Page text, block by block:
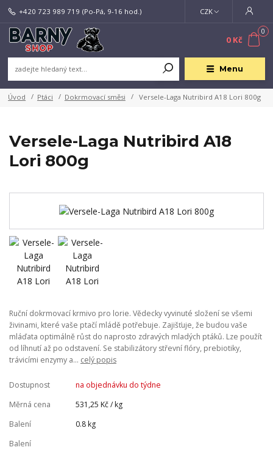
Menu
CZK
+420 723 989 719 (Po-Pá, 9-16 hod.)
0
0 Kč
Úvod Ptáci Dokrmovací směsi Versele-Laga Nutribird A18 Lori 800g
Versele-Laga Nutribird A18
Lori 800g
Ruční dokrmovací krmivo pro lorie. Vědecky vyvinuté složení se všemi
živinami, které vaše ptačí mládě potřebuje. Zajišťuje, že budou vaše
mláďata optimálně růst do naprosto zdravých mladých ptáků. Lze použít
od líhnutí až po odstavení. Se stabilizátory střevní flóry, prebiotiky,
trávicími enzymy a... celý popis
Dostupnost
na objednávku do týdne
Měrná cena
531,25 Kč / kg
Balení
0.8 kg
Balení